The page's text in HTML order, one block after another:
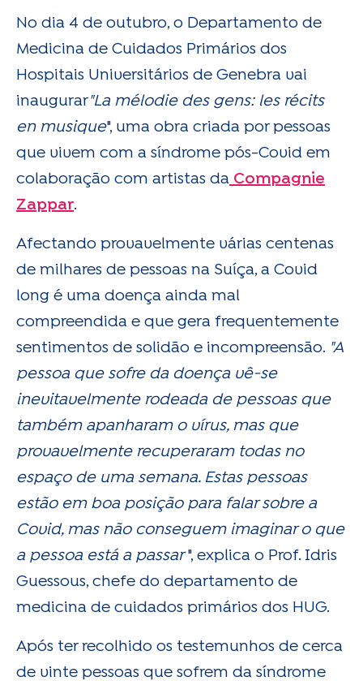
No dia 4 de outubro, o Departamento de
Medicina de Cuidados Primários dos
Hospitais Universitários de Genebra vai
inaugurar"La mélodie des gens: les récits
en musique", uma obra criada por pessoas
que vivem com a síndrome pós-Covid em
colaboração com artistas da Compagnie
Zappar.
Afectando provavelmente várias centenas
de milhares de pessoas na Suíça, a Covid
long é uma doença ainda mal
compreendida e que gera frequentemente
sentimentos de solidão e incompreensão. "A
pessoa que sofre da doença vê-se
inevitavelmente rodeada de pessoas que
também apanharam o vírus, mas que
provavelmente recuperaram todas no
espaço de uma semana. Estas pessoas
estão em boa posição para falar sobre a
Covid, mas não conseguem imaginar o que
a pessoa está a passar", explica o Prof. Idris
Guessous, chefe do departamento de
medicina de cuidados primários dos HUG.
Após ter recolhido os testemunhos de cerca
de vinte pessoas que sofrem da síndrome